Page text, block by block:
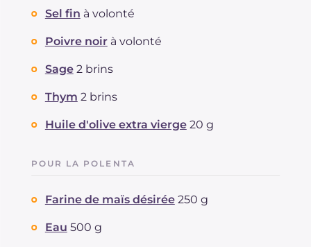
Sel fin à volonté
Poivre noir à volonté
Sage 2 brins
Thym 2 brins
Huile d'olive extra vierge 20 g
POUR LA POLENTA
Farine de maïs désirée 250 g
Eau 500 g